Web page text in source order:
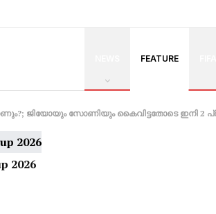
FEATURE
ജിയോയും സോണിയും കൈവിട്ടതോടെ ഇനി 2
2026